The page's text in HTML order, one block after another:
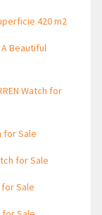
420 m2
A Beautiful
Watch for
for Sale
for Sale
for Sale